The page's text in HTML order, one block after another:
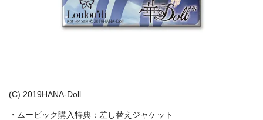
(C) 2019HANA-Doll
・ムービック購入特典：差し替えジャケット